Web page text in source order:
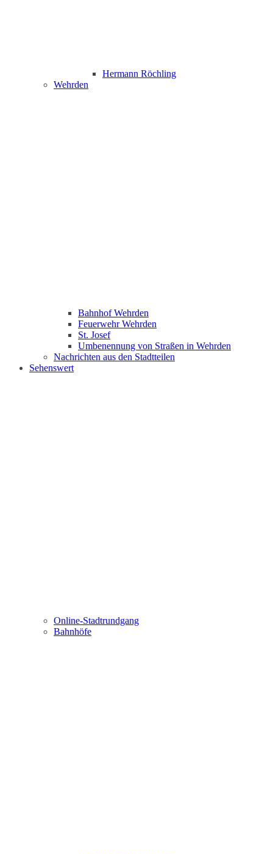
Hermann Röchling
Wehrden
Bahnhof Wehrden
Feuerwehr Wehrden
St. Josef
Umbenennung von Straßen in Wehrden
Nachrichten aus den Stadtteilen
Sehenswert
Online-Stadtrundgang
Bahnhöfe